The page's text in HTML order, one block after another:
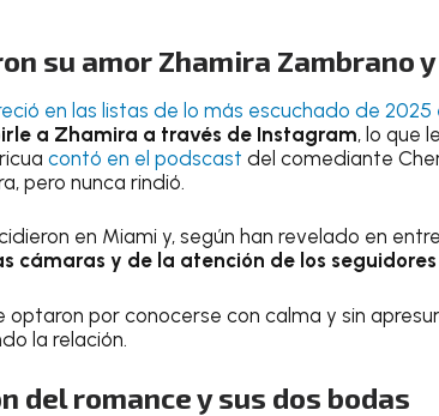
su amor Zhamira Zambrano
en las listas de lo más escuchado de 2025
a Zhamira a través de Instagram, lo que
contó en el podscast del comediante
pero nunca rindió.
en Miami y, según han revelado en
cámaras y de la atención de los seguidores
optaron por conocerse con calma y sin
la relación.
del romance y sus dos bodas